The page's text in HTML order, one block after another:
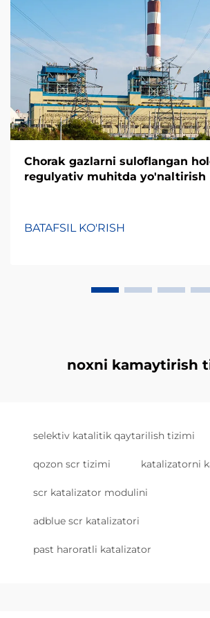
Chorak gazlarni suloflangan
regulyativ muhitda yo'naltirish
BATAFSIL KO'RISH
noxni kamaytirish
selektiv katalitik qaytarilish tizimi
qozon scr tizimi katalizatorni
scr katalizator modulini
adblue scr katalizatori
past haroratli katalizator